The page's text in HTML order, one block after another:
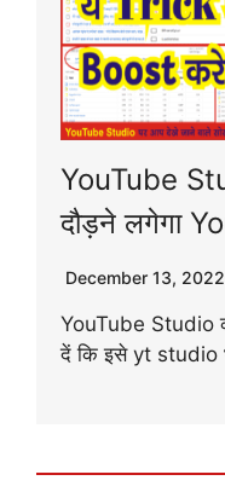
YouTube
दौड़ने लगेगा
December 13, 2022
YouTube Studio
दें कि इसे yt studio